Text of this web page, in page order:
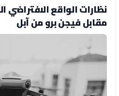
مقابل فيجن برو من آبل